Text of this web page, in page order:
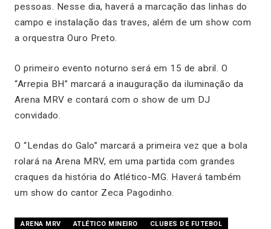
pessoas. Nesse dia, haverá a marcação das linhas do
campo e instalação das traves, além de um show com
a orquestra Ouro Preto.
O primeiro evento noturno será em 15 de abril. O
“Arrepia BH” marcará a inauguração da iluminação da
Arena MRV e contará com o show de um DJ
convidado.
O “Lendas do Galo” marcará a primeira vez que a bola
rolará na Arena MRV, em uma partida com grandes
craques da história do Atlético-MG. Haverá também
um show do cantor Zeca Pagodinho.
ARENA MRV ATLÉTICO MINEIRO
CLUBES DE FUTEBOL